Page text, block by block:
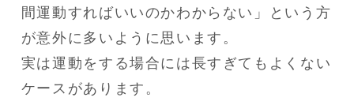
間運動すればいいのかわからない」という方
が意外に多いように思います。
実は運動をする場合には長すぎてもよくない
ケースがあります。